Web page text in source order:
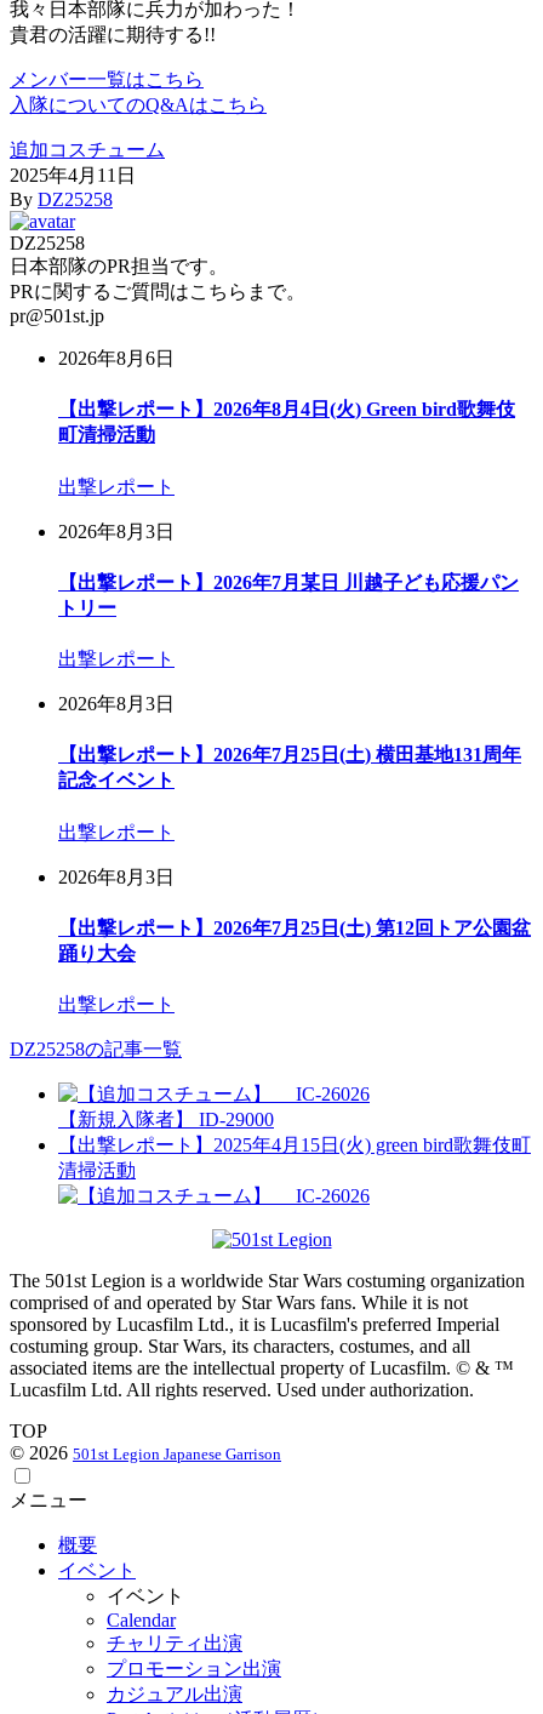
我々日本部隊に兵力が加わった！
貴君の活躍に期待する!!
メンバー一覧はこちら
入隊についてのQ&Aはこちら
追加コスチューム
2025年4月11日
By DZ25258
DZ25258
日本部隊のPR担当です。
PRに関するご質問はこちらまで。
pr@501st.jp
2026年8月6日
【出撃レポート】2026年8月4日(火) Green bird歌舞伎
町清掃活動
出撃レポート
2026年8月3日
【出撃レポート】2026年7月某日 川越子ども応援パン
トリー
出撃レポート
2026年8月3日
【出撃レポート】2026年7月25日(土) 横田基地131周年
記念イベント
出撃レポート
2026年8月3日
【出撃レポート】2026年7月25日(土) 第12回トア公園盆
踊り大会
出撃レポート
DZ25258の記事一覧
【新規入隊者】 ID-29000
【出撃レポート】2025年4月15日(火) green bird歌舞伎町
清掃活動
The 501st Legion is a worldwide Star Wars costuming organization
comprised of and operated by Star Wars fans. While it is not
sponsored by Lucasfilm Ltd., it is Lucasfilm's preferred Imperial
costuming group. Star Wars, its characters, costumes, and all
associated items are the intellectual property of Lucasfilm. © & ™
Lucasfilm Ltd. All rights reserved. Used under authorization.
TOP
© 2026 501st Legion Japanese Garrison
メニュー
概要
イベント
イベント
Calendar
チャリティ出演
プロモーション出演
カジュアル出演